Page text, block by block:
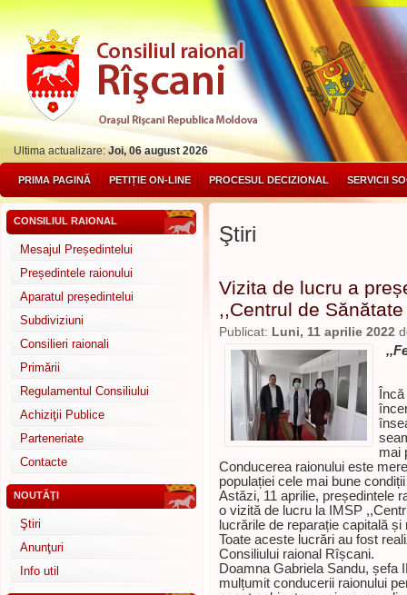
Ultima actualizare:Joi, 06 august 2026
PRIMA PAGINĂ PETIȚIE ON-LINE PROCESUL DECIZIONAL SERVICII
CONSILIUL RAIONAL
Mesajul Președintelui
Președintele raionului
Aparatul președintelui
Subdiviziuni
Consilieri raionali
Primării
Regulamentul Consiliului
Achiziţii Publice
Parteneriate
Contacte
NOUTĂŢI
Ştiri
Anunţuri
Info util
Ştiri
Vizita de lucru a
,,Centrul de
Publicat: Luni, 11 aprilie 2022
mai
Conducerea raionului este
populației cele mai bune
Astăzi, 11 aprilie, președintele
o vizită de lucru la IMSP
lucrările de reparație capitală
Toate aceste lucrări au fost
Consiliului raional Rîșcani.
Doamna Gabriela Sandu, șefa
mulțumit conducerii raionului